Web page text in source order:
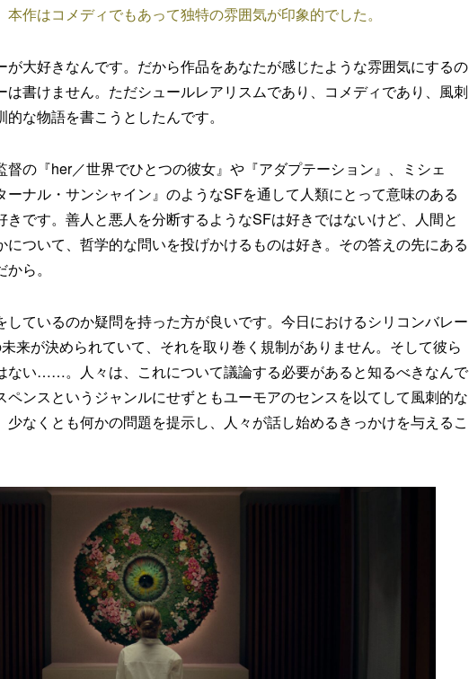
作はコメディでもあって独特の雰囲気が印象的でした。
が大好きなんです。だから作品をあなたが感じたような雰囲気にするの
は書けません。ただシュールレアリスムであり、コメディであり、風刺
な物語を書こうとしたんです。
の『her／世界でひとつの彼女』や『アダプテーション』、ミシェ
ーナル・サンシャイン』のようなSFを通して人類にとって意味のある
きです。善人と悪人を分断するようなSFは好きではないけど、人間と
について、哲学的な問いを投げかけるものは好き。その答えの先にある
ら。
ているのか疑問を持った方が良いです。今日におけるシリコンバレー
来が決められていて、それを取り巻く規制がありません。そして彼ら
ない……。人々は、これについて議論する必要があると知るべきなんで
ンスというジャンルにせずともユーモアのセンスを以てして風刺的な
なくとも何かの問題を提示し、人々が話し始めるきっかけを与えるこ